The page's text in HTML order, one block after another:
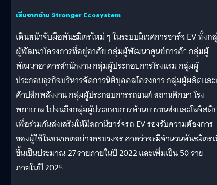
เริ่มจากด้าน Stronger Ecosystem
เดินหน้าจับมือพันธมิตรใหม่ ๆ ในระบบนิเวศการชาร์จ EV ทั้งก
ผู้พัฒนาโครงการที่อยู่อาศัย กลุ่มผู้พัฒนาศูนย์การค้า กลุ่มผู้
พัฒนาอาคารสำนักงาน กลุ่มผู้ประกอบการโรงแรม กลุ่มผู้
ประกอบธุรกิจบริหารจัดการนิติบุคคลโครงการ กลุ่มผู้ผลิตแล
ค้าปลีกพลังงาน กลุ่มผู้ประกอบการรถยนต์ สถานศึกษา โรง
พยาบาล ไปจนถึงกลุ่มผู้ประกอบการด้านการขนส่งและโลจิสติ
เพื่อร่วมกันส่งเสริมให้มีสถานีชาร์จรถ EV รองรับความต้องการ
ของผู้ใช้ในอนาคตอย่างครบวงจร คาดว่าจะมีจำนวนพันธมิตร
ขึ้นเป็นประมาณ 27 รายภายในปี 2022 และเพิ่มเป็น 50 ราย
ภายในปี 2025